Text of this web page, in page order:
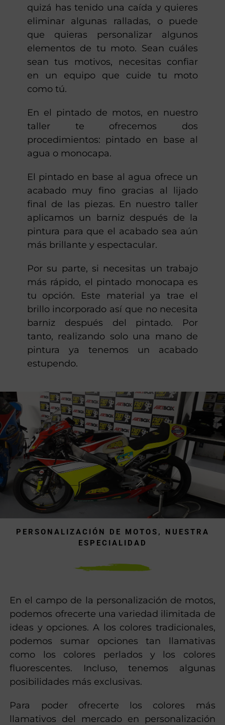
quizá has tenido una caída y quieres
eliminar algunas ralladas, o puede
que quieras personalizar algunos
elementos de tu moto. Sean cuáles
sean tus motivos, necesitas confiar
en un equipo que cuide tu moto
como tú.
En el pintado de motos, en nuestro
taller te ofrecemos dos
procedimientos: pintado en base al
agua o monocapa.
El pintado en base al agua ofrece un
acabado muy fino gracias al lijado
final de las piezas. En nuestro taller
aplicamos un barniz después de la
pintura para que el acabado sea aún
más brillante y espectacular.
Por su parte, si necesitas un trabajo
más rápido, el pintado monocapa es
tu opción. Este material ya trae el
brillo incorporado así que no necesita
barniz después del pintado. Por
tanto, realizando solo una mano de
pintura ya tenemos un acabado
estupendo.
PERSONALIZACIÓN DE MOTOS, NUESTRA
ESPECIALIDAD
En el campo de la personalización de motos,
podemos ofrecerte una variedad ilimitada de
ideas y opciones. A los colores tradicionales,
podemos sumar opciones tan llamativas
como los colores perlados y los colores
fluorescentes. Incluso, tenemos algunas
posibilidades más exclusivas.
Para poder ofrecerte los colores más
llamativos del mercado en personalización